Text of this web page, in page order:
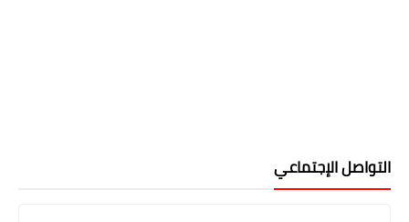
التواصل الإجتماعي